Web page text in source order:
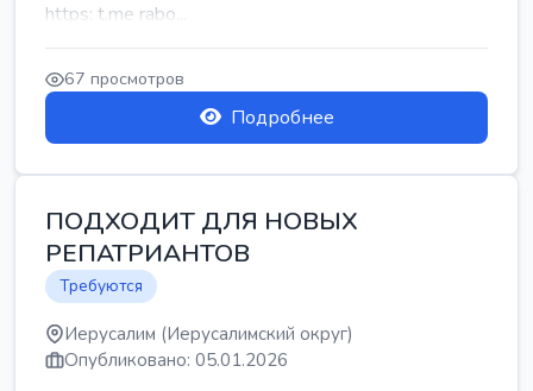
https: t.me rabo...
67 просмотров
Подробнее
ПОДХОДИТ ДЛЯ НОВЫХ
РЕПАТРИАНТОВ
Требуются
Иерусалим (Иерусалимский округ)
Опубликовано: 05.01.2026